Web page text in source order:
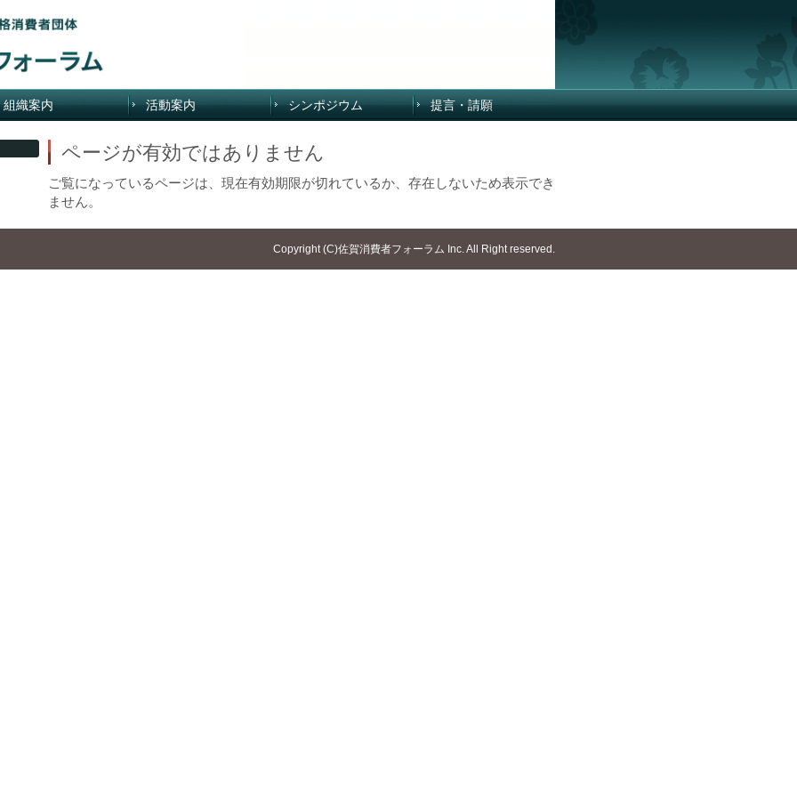
組織案内 活動案内 シンポジウム 提言・請願
ページが有効ではありません
ご覧になっているページは、現在有効期限が切れているか、存在しないため表示でき
ません。
Copyright (C)佐賀消費者フォーラム Inc. All Right reserved.